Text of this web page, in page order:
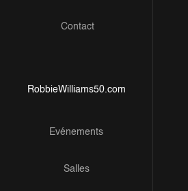
Contact
RobbieWilliams50.com
Evénements
Salles